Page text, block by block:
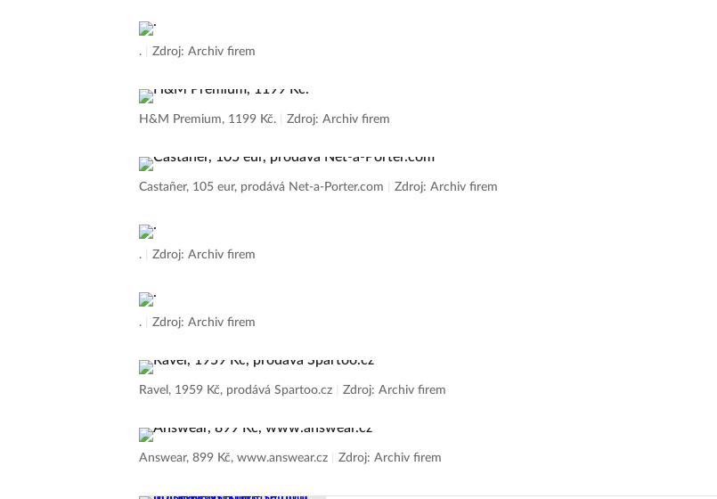
. Zdroj: Archiv firem
H&M Premium, 1199 Kč. Zdroj: Archiv firem
Castañer, 105 eur, prodává Net-a-Porter.com Zdroj: Archiv firem
. Zdroj: Archiv firem
. Zdroj: Archiv firem
Ravel, 1959 Kč, prodává Spartoo.cz Zdroj: Archiv firem
Answear, 899 Kč, www.answear.cz Zdroj: Archiv firem